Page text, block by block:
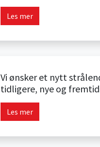
Les mer
Vi ønsker et nytt
tidligere, nye og
Les mer